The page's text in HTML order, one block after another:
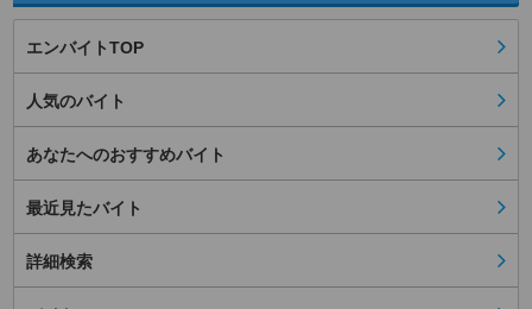
エンバイトTOP
人気のバイト
あなたへのおすすめバイト
最近見たバイト
詳細検索